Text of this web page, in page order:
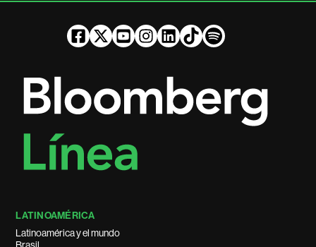
LATINOAMÉRICA
Latinoamérica y el mundo